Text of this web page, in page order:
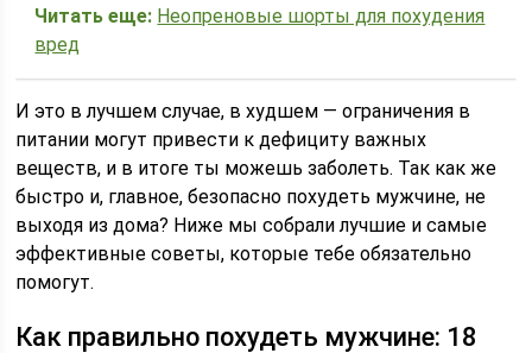
Читать еще: Неопреновые шорты для похудения
вред
И это в лучшем случае, в худшем — ограничения в
питании могут привести к дефициту важных
веществ, и в итоге ты можешь заболеть. Так как же
быстро и, главное, безопасно похудеть мужчине, не
выходя из дома? Ниже мы собрали лучшие и самые
эффективные советы, которые тебе обязательно
помогут.
Как правильно похудеть мужчине: 18